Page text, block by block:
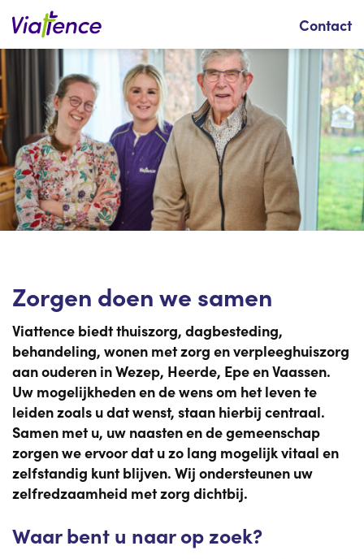
Contact
Zoeken
Zorgen doen we samen
Viattence biedt thuiszorg, dagbesteding,
behandeling, wonen met zorg en verpleeghuiszorg
aan ouderen in Wezep, Heerde, Epe en Vaassen.
Uw mogelijkheden en de wens om het leven te
leiden zoals u dat wenst, staan hierbij centraal.
Samen met u, uw naasten en de gemeenschap
zorgen we ervoor dat u zo lang mogelijk vitaal en
zelfstandig kunt blijven. Wij ondersteunen uw
zelfredzaamheid met zorg dichtbij.
Waar bent u naar op zoek?